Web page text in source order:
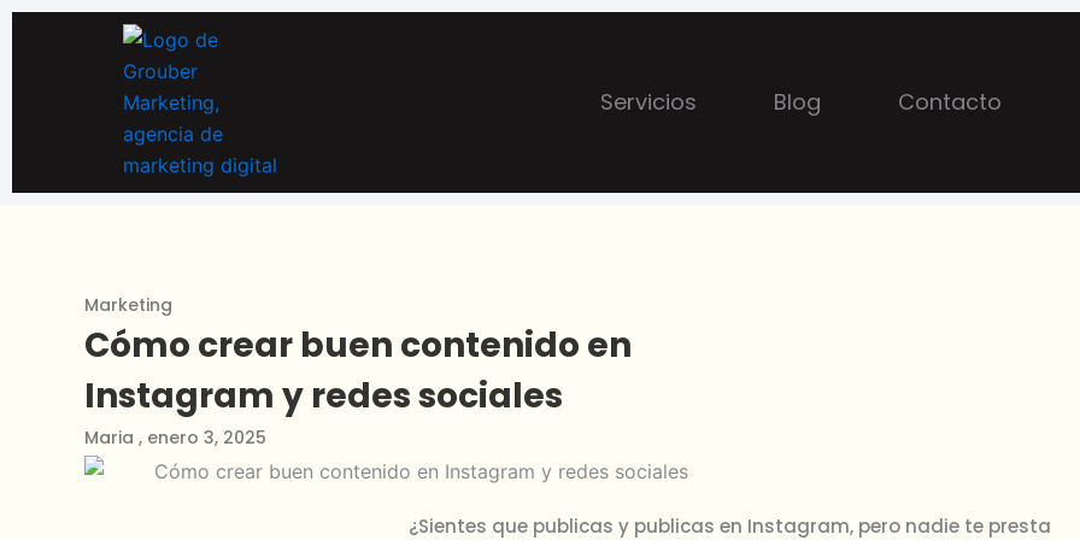
Servicios Blog Contacto
Marketing
Cómo crear buen contenido en
Instagram y redes sociales
Maria , enero 3, 2025
¿Sientes que publicas y publicas en Instagram, pero nadie te presta